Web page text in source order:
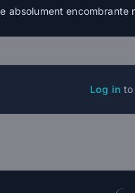
absolument
Log in to